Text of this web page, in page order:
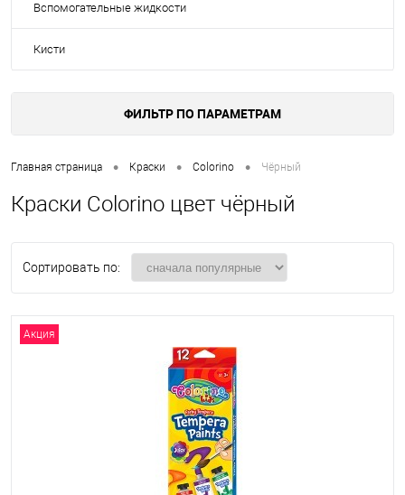
Вспомогательные жидкости
Кисти
ФИЛЬТР ПО ПАРАМЕТРАМ
Главная страница • Краски • Colorino • Чёрный
Краски Colorino цвет чёрный
Сортировать по:
Акция